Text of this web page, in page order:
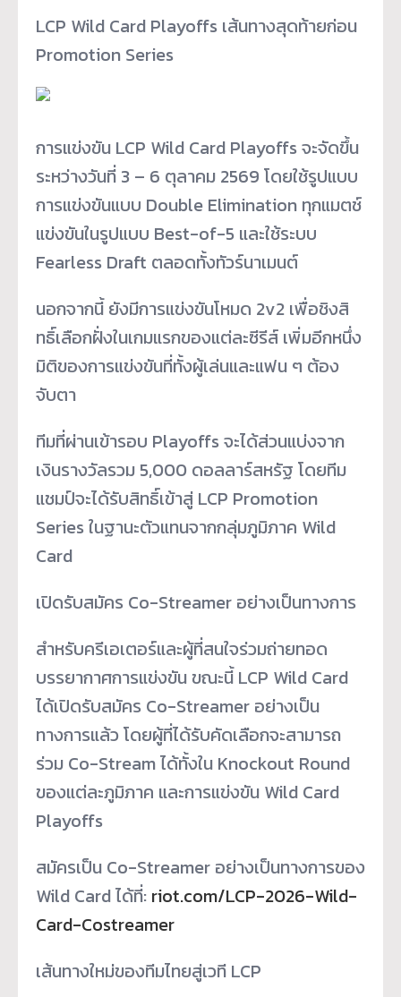
LCP Wild Card Playoffs เส้นทางสุดท้ายก่อน
Promotion Series
การแข่งขัน LCP Wild Card Playoffs จะจัดขึ้น
ระหว่างวันที่ 3 – 6 ตุลาคม 2569 โดยใช้รูปแบบ
การแข่งขันแบบ Double Elimination ทุกแมตช์
แข่งขันในรูปแบบ Best-of-5 และใช้ระบบ
Fearless Draft ตลอดทั้งทัวร์นาเมนต์
นอกจากนี้ ยังมีการแข่งขันโหมด 2v2 เพื่อชิงสิ
ทธิ์เลือกฝั่งในเกมแรกของแต่ละซีรีส์ เพิ่มอีกหนึ่ง
มิติของการแข่งขันที่ทั้งผู้เล่นและแฟน ๆ ต้อง
จับตา
ทีมที่ผ่านเข้ารอบ Playoffs จะได้ส่วนแบ่งจาก
เงินรางวัลรวม 5,000 ดอลลาร์สหรัฐ โดยทีม
แชมป์จะได้รับสิทธิ์เข้าสู่ LCP Promotion
Series ในฐานะตัวแทนจากกลุ่มภูมิภาค Wild
Card
เปิดรับสมัคร Co-Streamer อย่างเป็นทางการ
สำหรับครีเอเตอร์และผู้ที่สนใจร่วมถ่ายทอด
บรรยากาศการแข่งขัน ขณะนี้ LCP Wild Card
ได้เปิดรับสมัคร Co-Streamer อย่างเป็น
ทางการแล้ว โดยผู้ที่ได้รับคัดเลือกจะสามารถ
ร่วม Co-Stream ได้ทั้งใน Knockout Round
ของแต่ละภูมิภาค และการแข่งขัน Wild Card
Playoffs
สมัครเป็น Co-Streamer อย่างเป็นทางการของ
Wild Card ได้ที่: riot.com/LCP-2026-Wild-
Card-Costreamer
เส้นทางใหม่ของทีมไทยสู่เวที LCP